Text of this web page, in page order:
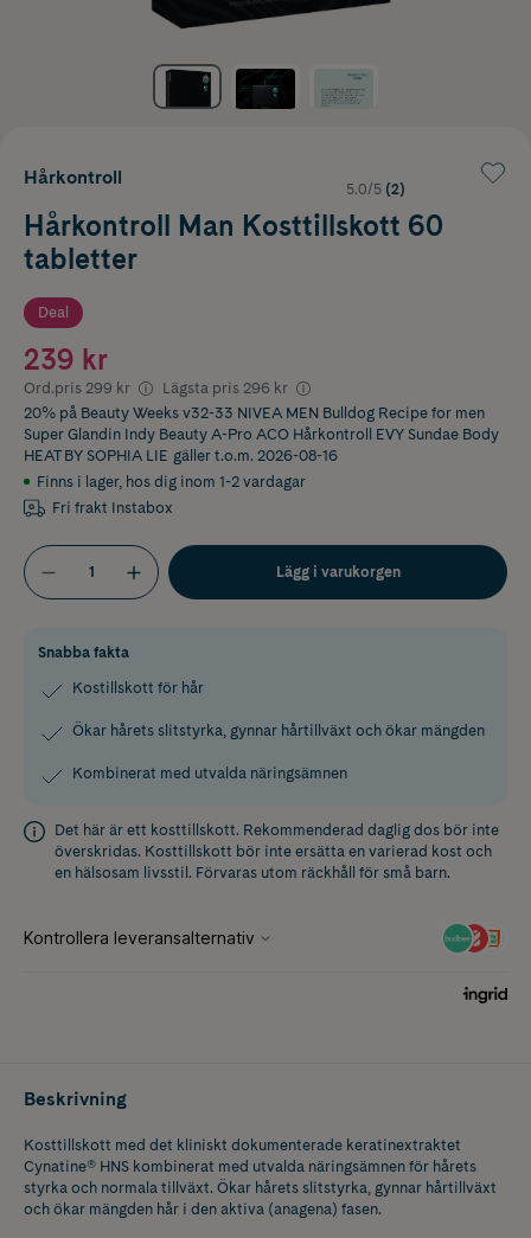
Hårkontroll
5.0/5 (2)
Hårkontroll Man Kosttillskott 60
tabletter
Deal
239 kr
Ord.pris 299 kr Lägsta pris 296 kr
20% på Beauty Weeks v32-33 NIVEA MEN Bulldog Recipe for men
Super Glandin Indy Beauty A-Pro ACO Hårkontroll EVY Sundae Body
HEAT BY SOPHIA LIE gäller t.o.m. 2026-08-16
Finns i lager, hos dig inom 1-2 vardagar
Fri frakt Instabox
Lägg i varukorgen
Snabba fakta
Kostillskott för hår
Ökar hårets slitstyrka, gynnar hårtillväxt och ökar mängden
Kombinerat med utvalda näringsämnen
Det här är ett kosttillskott. Rekommenderad daglig dos bör inte
överskridas. Kosttillskott bör inte ersätta en varierad kost och
en hälsosam livsstil. Förvaras utom räckhåll för små barn.
Beskrivning
Kosttillskott med det kliniskt dokumenterade keratinextraktet
Cynatine® HNS kombinerat med utvalda näringsämnen för hårets
styrka och normala tillväxt. Ökar hårets slitstyrka, gynnar hårtillväxt
och ökar mängden hår i den aktiva (anagena) fasen.